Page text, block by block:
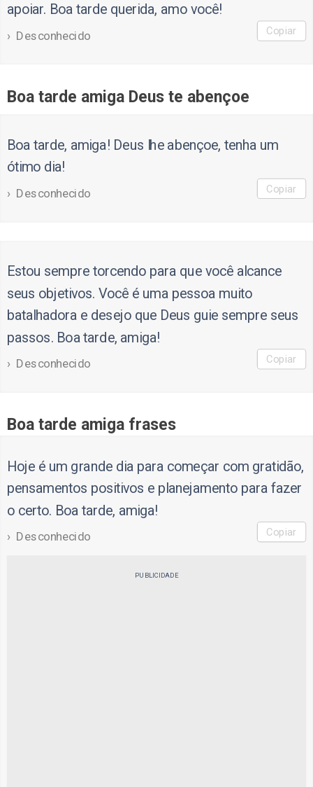
apoiar. Boa tarde querida, amo você!
Desconhecido Copiar
Boa tarde amiga Deus te abençoe
Boa tarde, amiga! Deus lhe abençoe, tenha um
ótimo dia!
Desconhecido Copiar
Estou sempre torcendo para que você alcance
seus objetivos. Você é uma pessoa muito
batalhadora e desejo que Deus guie sempre seus
passos. Boa tarde, amiga!
Desconhecido Copiar
Boa tarde amiga frases
Hoje é um grande dia para começar com gratidão,
pensamentos positivos e planejamento para fazer
o certo. Boa tarde, amiga!
Desconhecido Copiar
PUBLICIDADE